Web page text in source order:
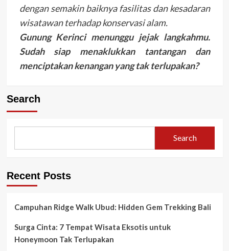
dengan semakin baiknya fasilitas dan kesadaran
wisatawan terhadap konservasi alam.
Gunung Kerinci menunggu jejak langkahmu.
Sudah siap menaklukkan tantangan dan
menciptakan kenangan yang tak terlupakan?
Search
Search
Recent Posts
Campuhan Ridge Walk Ubud: Hidden Gem Trekking Bali
Surga Cinta: 7 Tempat Wisata Eksotis untuk
Honeymoon Tak Terlupakan